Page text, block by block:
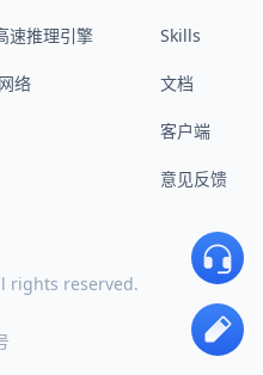
速推理引擎
络
Skills
文档
客户端
意见反馈
rights reserved.